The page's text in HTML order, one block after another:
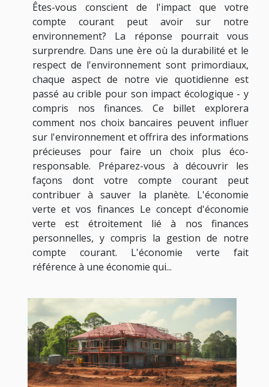
Êtes-vous conscient de l'impact que votre
compte courant peut avoir sur notre
environnement? La réponse pourrait vous
surprendre. Dans une ère où la durabilité et le
respect de l'environnement sont primordiaux,
chaque aspect de notre vie quotidienne est
passé au crible pour son impact écologique - y
compris nos finances. Ce billet explorera
comment nos choix bancaires peuvent influer
sur l'environnement et offrira des informations
précieuses pour faire un choix plus éco-
responsable. Préparez-vous à découvrir les
façons dont votre compte courant peut
contribuer à sauver la planète. L'économie
verte et vos finances Le concept d'économie
verte est étroitement lié à nos finances
personnelles, y compris la gestion de notre
compte courant. L'économie verte fait
référence à une économie qui...